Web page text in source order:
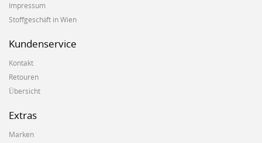
Impressum
Stoffgeschäft in Wien
Kundenservice
Kontakt
Retouren
Übersicht
Extras
Marken